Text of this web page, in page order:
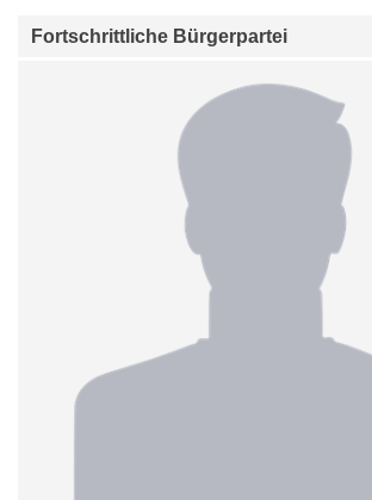
Fortschrittliche Bürgerpartei